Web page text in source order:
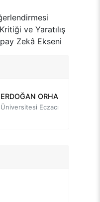
ve Yaratılış
Zekâ Ekseni
TARHAN
Kurucu Rektörü
ORHAN
Hakkı ALMA